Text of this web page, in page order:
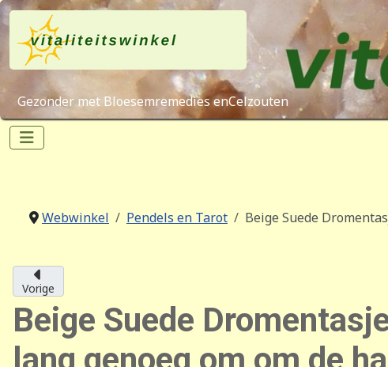
Gezonder met Bloesemremedies enCelzouten
Webwinkel Pendels en Tarot Beige Suede
Vorige
Beige Suede